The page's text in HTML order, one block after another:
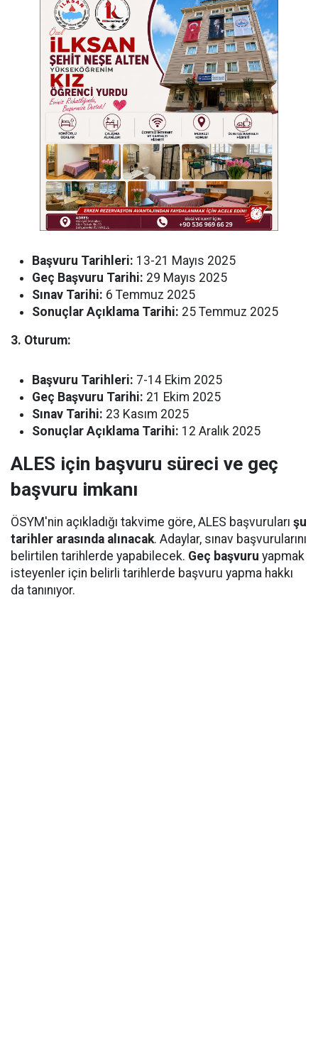
Başvuru Tarihleri: 13-21 Mayıs 2025
Geç Başvuru Tarihi: 29 Mayıs 2025
Sınav Tarihi: 6 Temmuz 2025
Sonuçlar Açıklama Tarihi: 25 Temmuz 2025
3. Oturum:
Başvuru Tarihleri: 7-14 Ekim 2025
Geç Başvuru Tarihi: 21 Ekim 2025
Sınav Tarihi: 23 Kasım 2025
Sonuçlar Açıklama Tarihi: 12 Aralık 2025
ALES için başvuru süreci ve geç
başvuru imkanı
ÖSYM'nin açıkladığı takvime göre, ALES başvuruları şu
tarihler arasında alınacak. Adaylar, sınav başvurularını
belirtilen tarihlerde yapabilecek. Geç başvuru yapmak
isteyenler için belirli tarihlerde başvuru yapma hakkı
da tanınıyor.